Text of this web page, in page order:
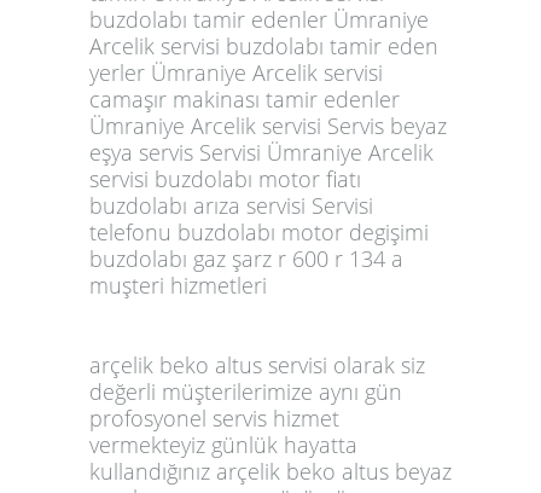
arçelik beko altus servisi olarak siz
değerli müşterilerimize aynı gün
profosyonel servis hizmet
vermekteyiz günlük hayatta
kullandığınız arçelik beko altus beyaz